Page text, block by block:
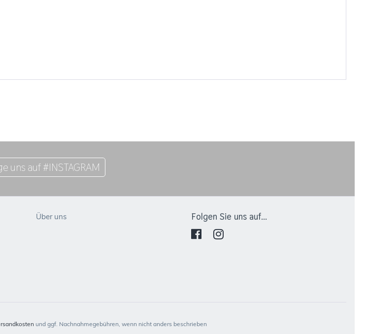
uns auf #INSTAGRAM
Über uns Folgen Sie uns auf...
und ggf. Nachnahmegebühren, wenn nicht anders beschrieben